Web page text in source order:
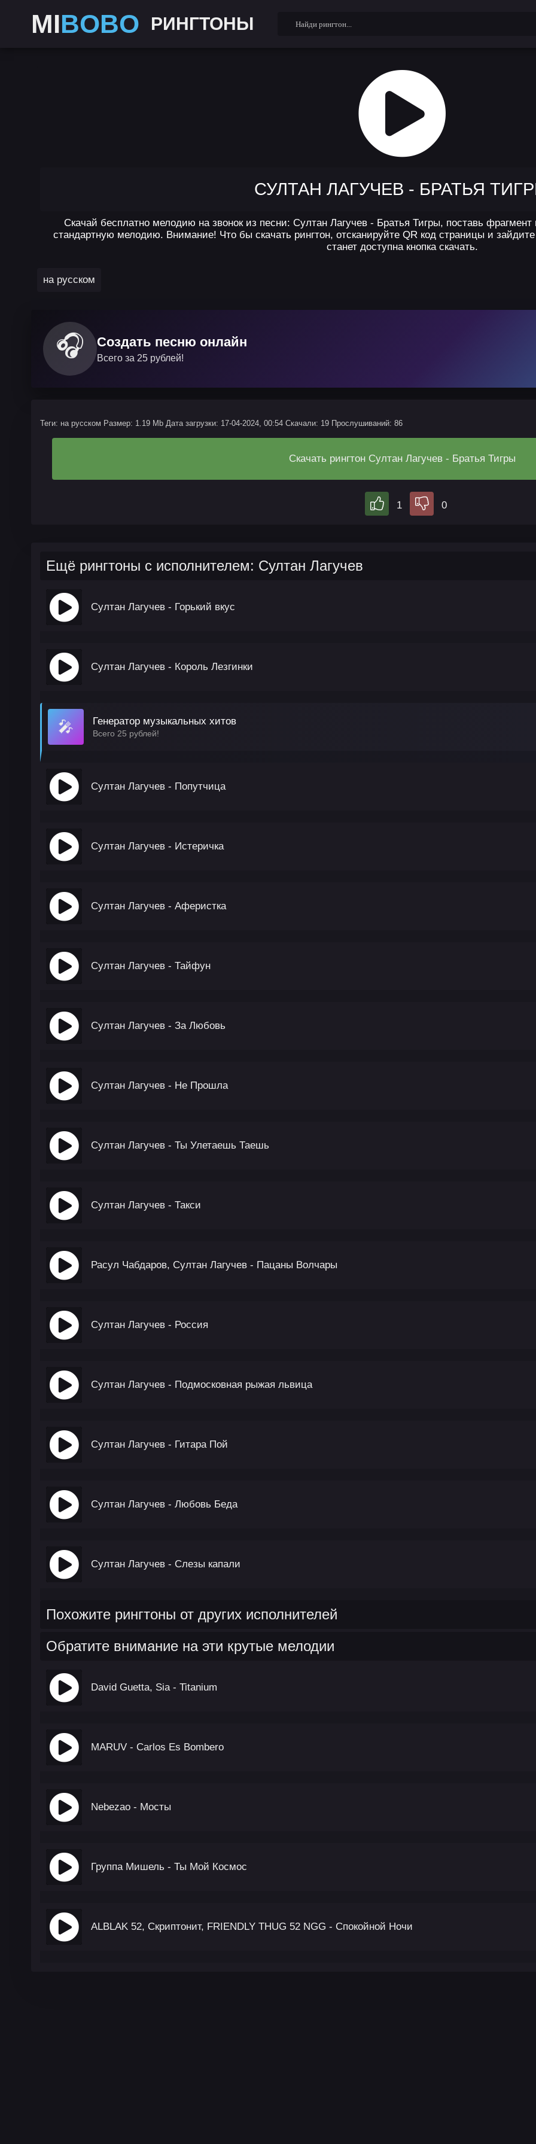
MIBOBO РИНГТОНЫ
СУЛТАН ЛАГУЧЕВ - БРАТЬЯ
Скачай бесплатно мелодию на звонок из песни: Султан Лагучев - Братья Тигры, поставь
стандартную мелодию. Внимание! Что бы скачать рингтон, отсканируйте QR код страницы и
станет доступна кнопка скачать.
на русском
🎧 Создать песню онлайн
Всего за 25 рублей!
Теги: на русском Размер: 1.19 Mb Дата загрузки: 17-04-2024, 00:54 Скачали: 19 Прослушиваний: 86
Скачать рингтон Султан Лагучев - Братья Тигры
1 0
Ещё рингтоны с исполнителем: Султан Лагучев
Султан Лагучев - Горький вкус
Султан Лагучев - Король Лезгинки
🎤 Генератор музыкальных хитов
Всего 25 рублей!
Султан Лагучев - Попутчица
Султан Лагучев - Истеричка
Султан Лагучев - Аферистка
Султан Лагучев - Тайфун
Султан Лагучев - За Любовь
Султан Лагучев - Не Прошла
Султан Лагучев - Ты Улетаешь Таешь
Султан Лагучев - Такси
Расул Чабдаров, Султан Лагучев - Пацаны Волчары
Султан Лагучев - Россия
Султан Лагучев - Подмосковная рыжая львица
Султан Лагучев - Гитара Пой
Султан Лагучев - Любовь Беда
Султан Лагучев - Слезы капали
Похожите рингтоны от других исполнителей
Обратите внимание на эти крутые мелодии
David Guetta, Sia - Titanium
MARUV - Carlos Es Bombero
Nebezao - Мосты
Группа Мишель - Ты Мой Космос
ALBLAK 52, Скриптонит, FRIENDLY THUG 52 NGG - Спокойной Ночи